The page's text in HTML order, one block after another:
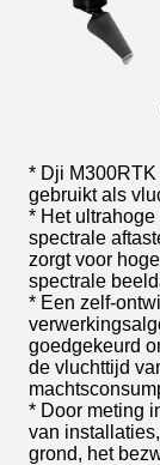
* Dji
gebruikt als
* Het
spectrale
zorgt voor
spectrale
* Een zelf-
goedgekeurd
de vluchttijd
* Door meting
van
grond, het